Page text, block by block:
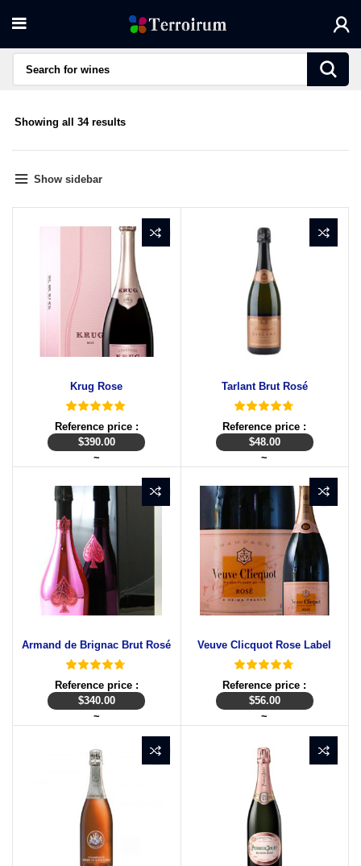
Showing all 34 resultsSorted
Show sidebar
Krug Rose
Reference price :
$390.00
~
Tarlant Brut Rosé
Reference price :
$48.00
~
Armand de Brignac Brut Rosé
Reference price :
$340.00
~
Veuve Clicquot Rose Label
Reference price :
$56.00
~